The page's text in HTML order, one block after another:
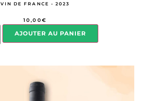
VIN DE FRANCE - 2023
10,00€
AJOUTER AU PANIER